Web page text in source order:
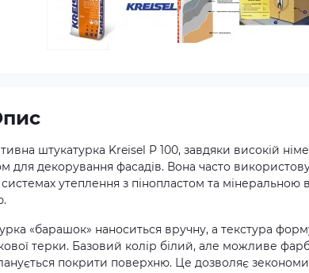
штукатурка Kreisel P 100, завдяки високій
для декорування фасадів. Вона часто
утеплення з пінопластом та
«барашок» наноситься вручну, а текстура
терки. Базовий колір білий, але можливе
покрити поверхню. Це дозволяє